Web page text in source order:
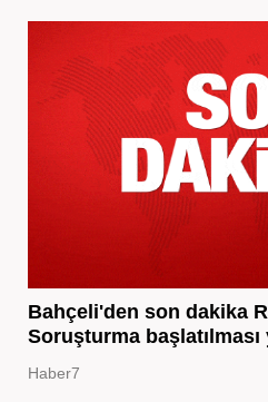
Bahçeli'den son dakika
Soruşturma başlatılması
Haber7